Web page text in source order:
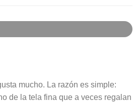
mucho. La razón es simple:
de la tela fina que a veces regalan